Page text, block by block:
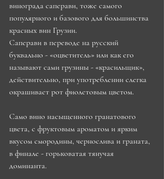
винограда саперави, тоже самого
популярного и базового для большинства
красных вин Грузии.
Саперави в переводе на русский
буквально - «оцветитель» или как его
называют сами грузины - «красильщик»,
действительно, при употреблении слегка
окрашивает рот фиолетовым цветом.
Само вино насыщенного гранатового
цвета, с фруктовым ароматом и ярким
вкусом смородины, чернослива и граната,
в финале - горьковатая тянучая
доминанта.